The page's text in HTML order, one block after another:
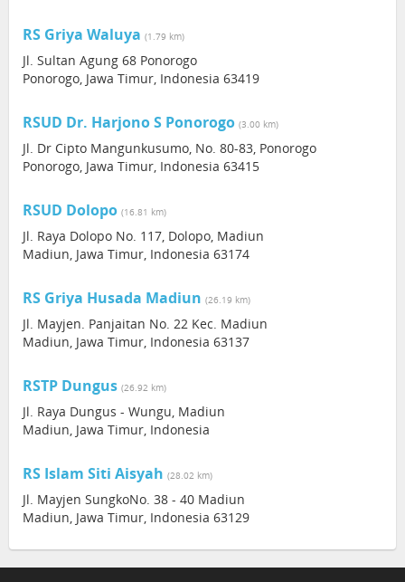
RS Griya Waluya (1.79 km)
Jl. Sultan Agung 68 Ponorogo
Ponorogo, Jawa Timur, Indonesia 63419
RSUD Dr. Harjono S Ponorogo (3.00 km)
Jl. Dr Cipto Mangunkusumo, No. 80-83, Ponorogo
Ponorogo, Jawa Timur, Indonesia 63415
RSUD Dolopo (16.81 km)
Jl. Raya Dolopo No. 117, Dolopo, Madiun
Madiun, Jawa Timur, Indonesia 63174
RS Griya Husada Madiun (26.19 km)
Jl. Mayjen. Panjaitan No. 22 Kec. Madiun
Madiun, Jawa Timur, Indonesia 63137
RSTP Dungus (26.92 km)
Jl. Raya Dungus - Wungu, Madiun
Madiun, Jawa Timur, Indonesia
RS Islam Siti Aisyah (28.02 km)
Jl. Mayjen SungkoNo. 38 - 40 Madiun
Madiun, Jawa Timur, Indonesia 63129